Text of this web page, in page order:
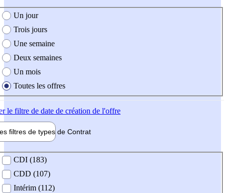
création de l'offre
Un jour
Trois jours
Une semaine
Deux semaines
Un mois
Toutes les offres
le filtre de date de création de l'offre
filtres de types de Contrat
contrat
CDI (183)
CDD (107)
Intérim (112)